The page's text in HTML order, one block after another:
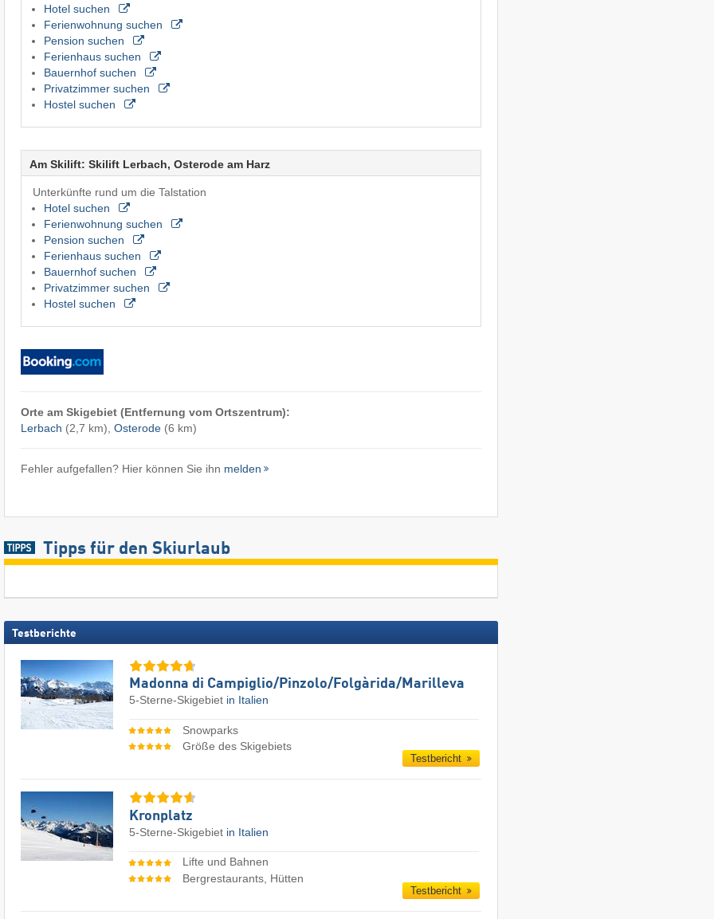
Hotel suchen
Ferienwohnung suchen
Pension suchen
Ferienhaus suchen
Bauernhof suchen
Privatzimmer suchen
Hostel suchen
Am Skilift: Skilift Lerbach, Osterode am Harz
Unterkünfte rund um die Talstation
Hotel suchen
Ferienwohnung suchen
Pension suchen
Ferienhaus suchen
Bauernhof suchen
Privatzimmer suchen
Hostel suchen
Orte am Skigebiet (Entfernung vom Ortszentrum):
Lerbach (2,7 km), Osterode(6 km)
Fehler aufgefallen? Hier können Sie ihn melden
Tipps für den Skiurlaub
Testberichte
Madonna di Campiglio/​Pinzolo/​Folgàrida/​Marilleva
5-Sterne-Skigebiet in Italien
Snowparks
Größe des Skigebiets
Testbericht
Kronplatz
5-Sterne-Skigebiet in Italien
Lifte und Bahnen
Bergrestaurants, Hütten
Testbericht